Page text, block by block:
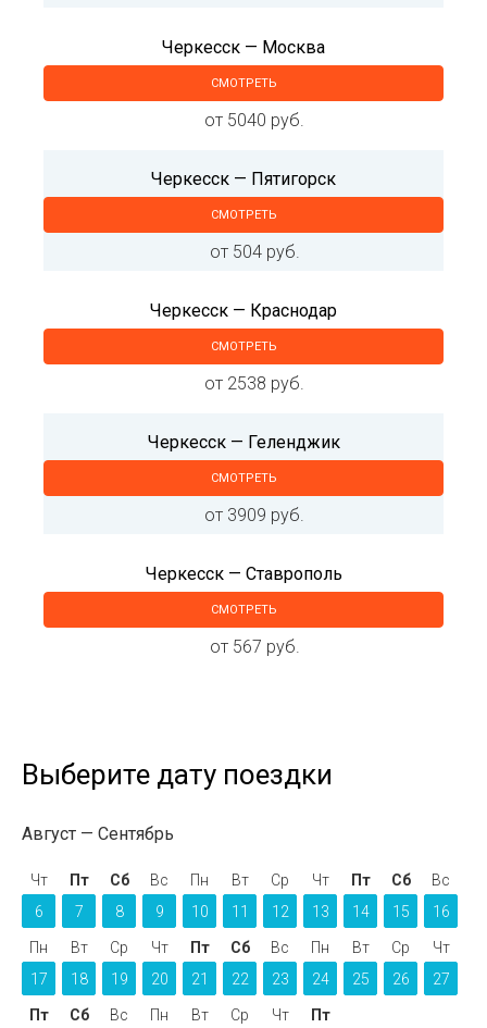
Черкесск — Москва
СМОТРЕТЬ
от 5040 руб.
Черкесск — Пятигорск
СМОТРЕТЬ
от 504 руб.
Черкесск — Краснодар
СМОТРЕТЬ
от 2538 руб.
Черкесск — Геленджик
СМОТРЕТЬ
от 3909 руб.
Черкесск — Ставрополь
СМОТРЕТЬ
от 567 руб.
Выберите дату поездки
Август Сентябрь
Чт
6
Пт
7
Сб
8
Вс
9
Пн
10
Вт
11
Ср
12
Чт
13
Пт
14
Сб
15
Вс
16
Пн
17
Вт
18
Ср
19
Чт
20
Пт
21
Сб
22
Вс
23
Пн
24
Вт
25
Ср
26
Чт
27
Пт
Сб
Вс
Пн
Вт
Ср
Чт
Пт